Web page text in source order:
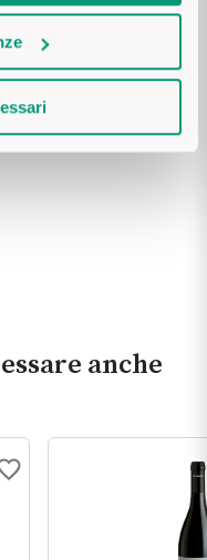
il cosiddetto
novembre resta
anche